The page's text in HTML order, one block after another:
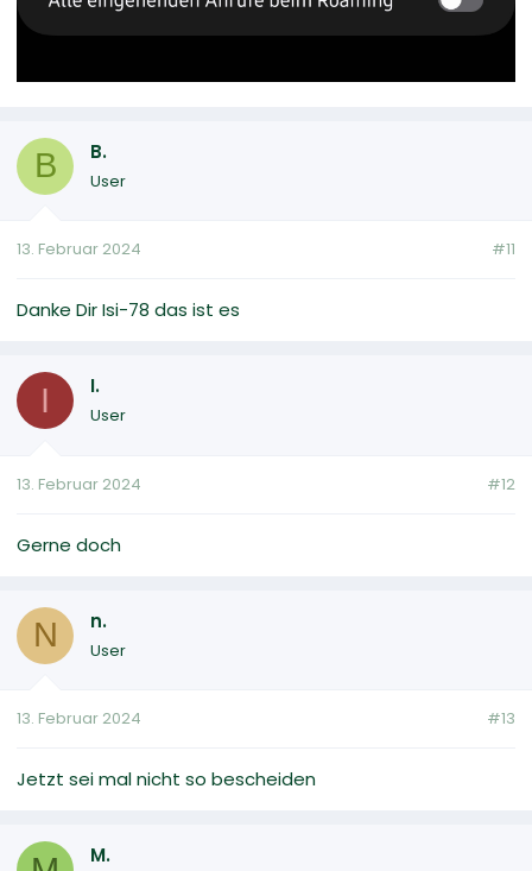
B B.
User
13. Februar 2024 #11
Danke Dir Isi-78 das ist es
I I.
User
13. Februar 2024 #12
Gerne doch
N n.
User
13. Februar 2024 #13
Jetzt sei mal nicht so bescheiden
M.